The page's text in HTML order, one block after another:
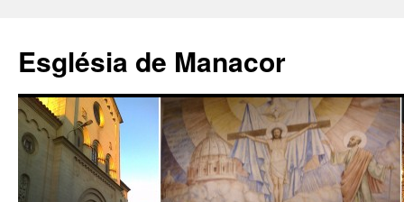
contenido
Església de Manacor